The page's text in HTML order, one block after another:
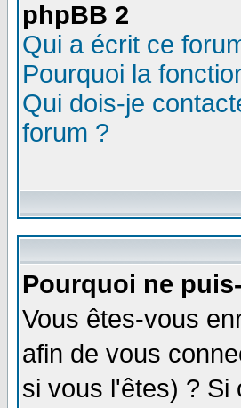
phpBB 2
Qui a écrit ce
Pourquoi la
Qui dois-je
forum ?
Pourquoi ne
Vous êtes-vous
afin de vous
si vous l'êtes) ? Si